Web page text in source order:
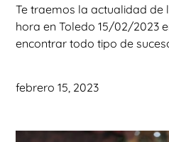
Te traemos la actualidad de
hora en Toledo 15/02/2023
encontrar todo tipo de
febrero 15, 2023